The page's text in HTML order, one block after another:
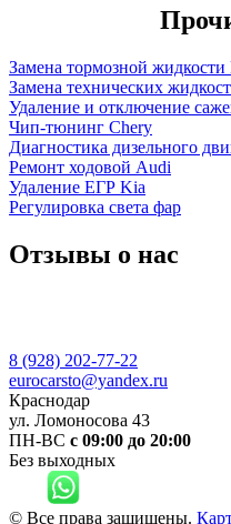
Замена тормозной жидкости
Замена технических
Удаление и отключение
Чип-тюнинг Chery
Диагностика дизельного
Ремонт ходовой Audi
Удаление ЕГР Kia
Регулировка света фар
Отзывы о нас
8 (928) 202-77-22
eurocarsto@yandex.ru
Краснодар
ул. Ломоносова 43
ПН-ВС с 09:00 до 20:00
Без выходных
© Все права защищены.